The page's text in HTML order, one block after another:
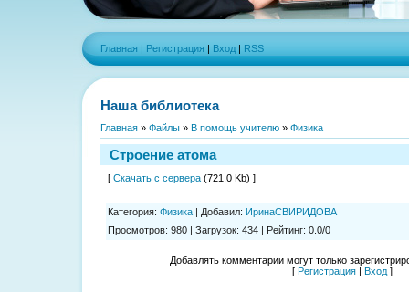
Главная | Регистрация | Вход | RSS
Наша библиотека
Главная » Файлы » В помощь учителю » Физика
Строение атома
[ Скачать с сервера (721.0 Kb) ]
Категория: Физика | Добавил: ИринаСВИРИДОВА
Просмотров: 980 | Загрузок: 434 | Рейтинг: 0.0/0
Добавлять комментарии могут только
[ Регистрация | Вход ]